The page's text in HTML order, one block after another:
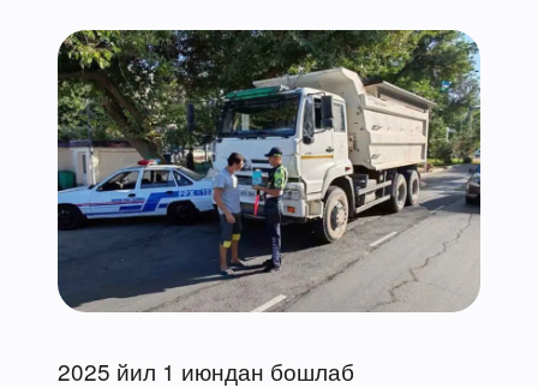
2025 йил 1 июндан бошлаб